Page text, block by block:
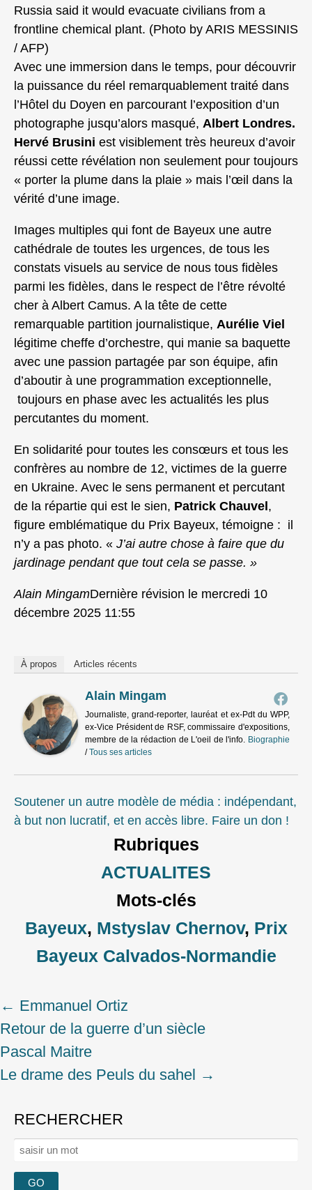
Russia said it would evacuate civilians from a
frontline chemical plant. (Photo by ARIS MESSINIS
/ AFP)
Avec une immersion dans le temps, pour découvrir
la puissance du réel remarquablement traité dans
l’Hôtel du Doyen en parcourant l’exposition d’un
photographe jusqu’alors masqué, Albert Londres.
Hervé Brusini est visiblement très heureux d’avoir
réussi cette révélation non seulement pour toujours
« porter la plume dans la plaie » mais l’œil dans la
vérité d’une image.
Images multiples qui font de Bayeux une autre
cathédrale de toutes les urgences, de tous les
constats visuels au service de nous tous fidèles
parmi les fidèles, dans le respect de l’être révolté
cher à Albert Camus. A la tête de cette
remarquable partition journalistique, Aurélie Viel
légitime cheffe d’orchestre, qui manie sa baquette
avec une passion partagée par son équipe, afin
d’aboutir à une programmation exceptionnelle,
toujours en phase avec les actualités les plus
percutantes du moment.
En solidarité pour toutes les consœurs et tous les
confrères au nombre de 12, victimes de la guerre
en Ukraine. Avec le sens permanent et percutant
de la répartie qui est le sien, Patrick Chauvel ,
figure emblématique du Prix Bayeux, témoigne : il
n’y a pas photo. « J’ai autre chose à faire que du
jardinage pendant que tout cela se passe. »
Alain MingamDernière révision le mercredi 10
décembre 2025 11:55
À propos Articles récents
Alain Mingam
Journaliste, grand-reporter, lauréat et ex-Pdt du WPP,
ex-Vice Président de RSF, commissaire d'expositions,
membre de la rédaction de L'oeil de l'info. Biographie
/Tous ses articles
Soutener un autre modèle de média : indépendant,
à but non lucratif, et en accès libre. Faire un don !
Rubriques
ACTUALITES
Mots-clés
Bayeux, Mstyslav Chernov, Prix
Bayeux Calvados-Normandie
Post
navigation
← Emmanuel Ortiz
Retour de la guerre d’un siècle
Pascal Maitre
Le drame des Peuls du sahel →
RECHERCHER
Rechercher :